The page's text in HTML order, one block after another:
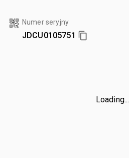
Numer seryjny
JDCU0105751
Loading...